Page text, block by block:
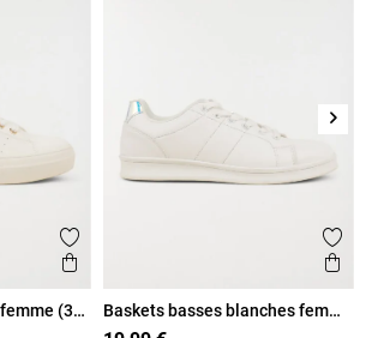
Ajouter aux favoris
Aperçu rapide
(36-
Baskets basses blanches femme
(36-42)